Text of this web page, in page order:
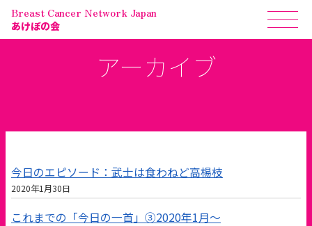
Breast Cancer Network Japan
あけぼの会
アーカイブ
今日のエピソード：武士は食わねど高楊枝
2020年1月30日
これまでの「今日の一首」③2020年1月〜